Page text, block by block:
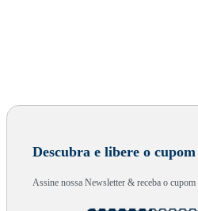
Descubra e libere o
Assine nossa Newsletter & receba o cupom